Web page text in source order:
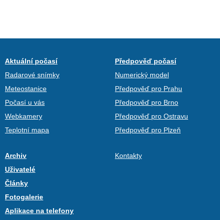
Aktuální počasí
Radarové snímky
Meteostanice
Počasí u vás
Webkamery
Teplotní mapa
Předpověď počasí
Numerický model
Předpověď pro Prahu
Předpověď pro Brno
Předpověď pro Ostravu
Předpověď pro Plzeň
Archiv
Uživatelé
Články
Fotogalerie
Aplikace na telefony
Kontakty